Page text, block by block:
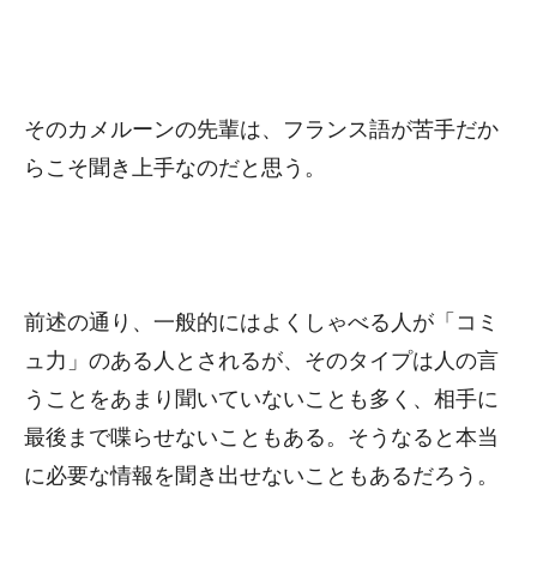
そのカメルーンの先輩は、フランス語が苦手だか
らこそ聞き上手なのだと思う。
前述の通り、一般的にはよくしゃべる人が「コミ
ュ力」のある人とされるが、そのタイプは人の言
うことをあまり聞いていないことも多く、相手に
最後まで喋らせないこともある。そうなると本当
に必要な情報を聞き出せないこともあるだろう。